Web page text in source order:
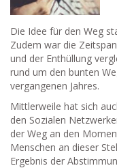
Die Idee für den Weg
Zudem war die
und der Enthüllung
rund um den bunten
vergangenen Jahres.
Mittlerweile hat sich
den Sozialen
der Weg an den
Menschen an dieser
Ergebnis der